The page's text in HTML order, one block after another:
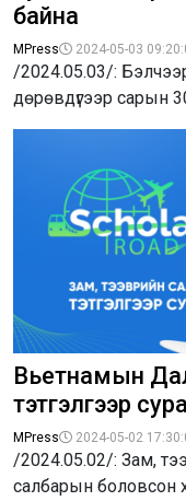
байна
MPress 2024-05-03
/2024.05.03/:
дөрөвдүгээр сарын
Вьетнамын
тэтгэлгээр
MPress 2024-05-02
/2024.05.02/: Зам,
салбарын боловсон